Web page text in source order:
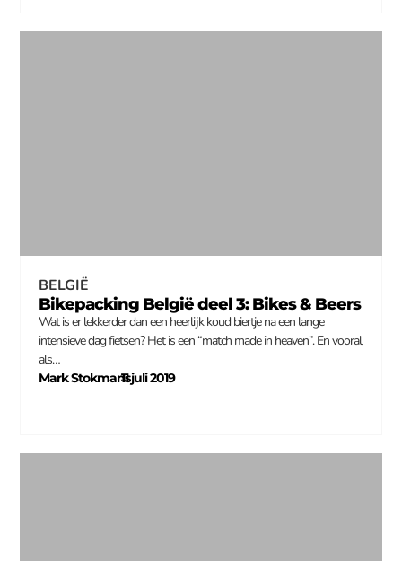
BELGIË
Bikepacking België deel 3: Bikes & Beers
Wat is er lekkerder dan een heerlijk koud biertje na een lange
intensieve dag fietsen? Het is een “match made in heaven”. En vooral
als…
Mark Stokmans
–
11 juli 2019